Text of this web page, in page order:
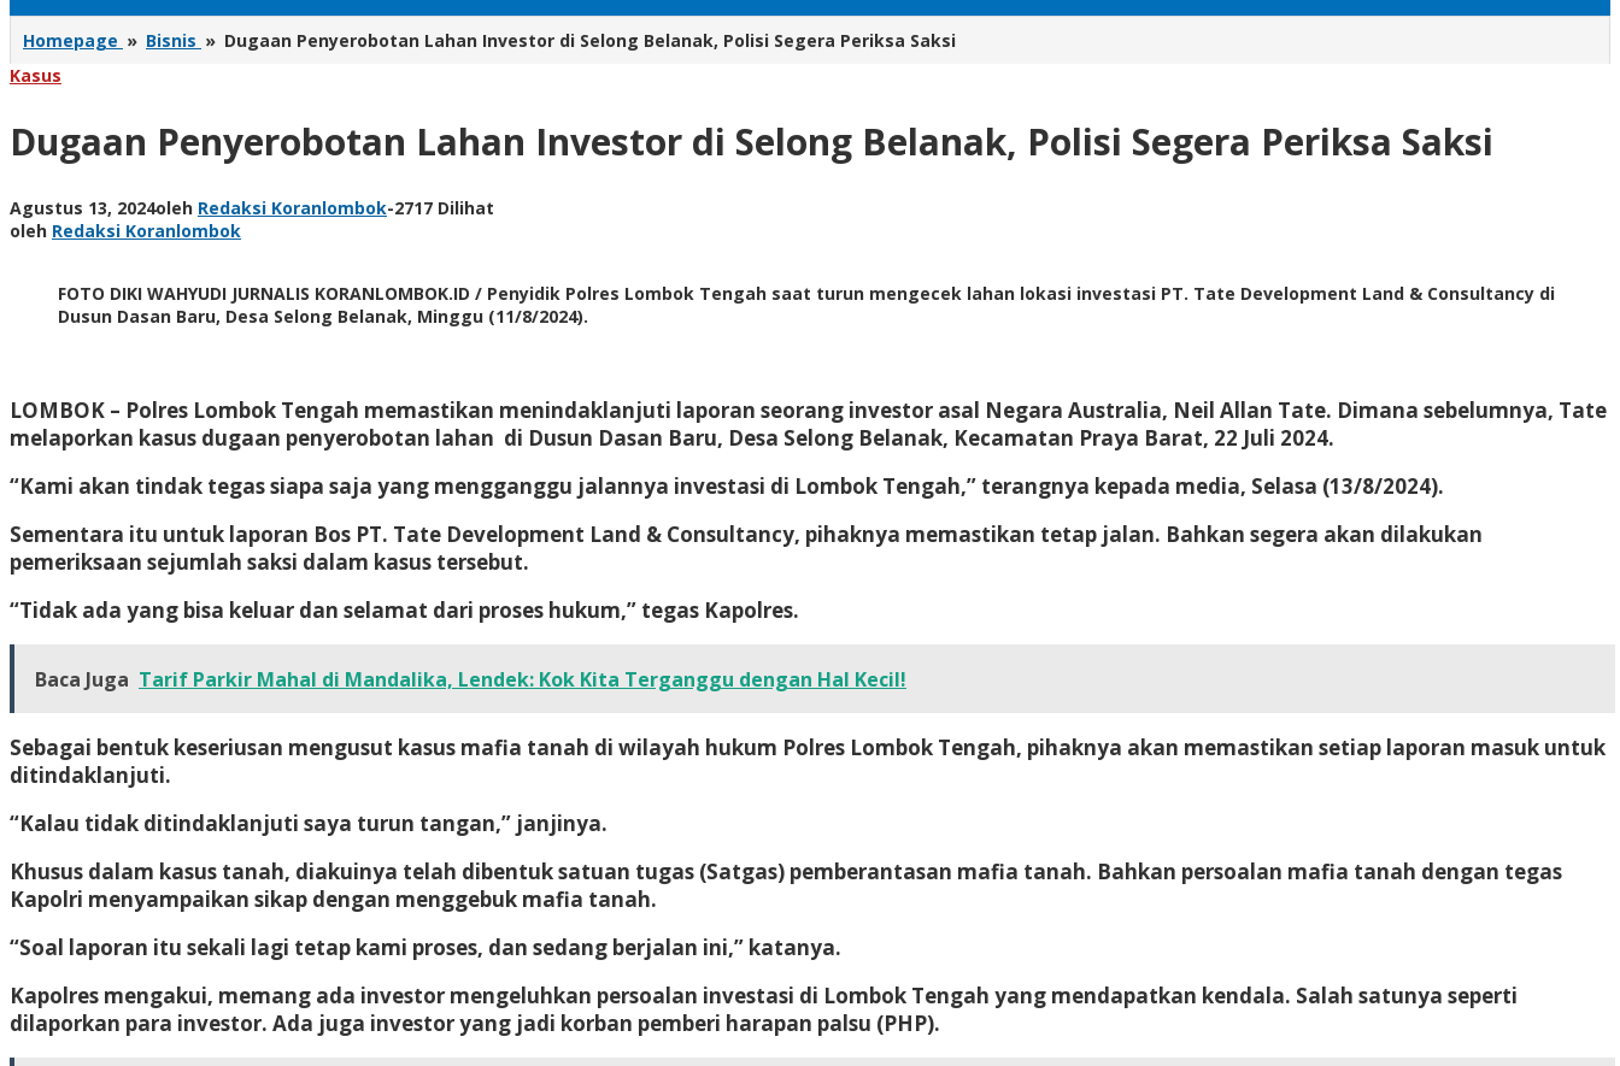
Homepage » Bisnis » Dugaan Penyerobotan Lahan Investor di Selong Belanak, Polisi Segera Periksa Saksi
Kasus
Dugaan Penyerobotan Lahan Investor di Selong Belanak, Polisi Segera Periksa Saksi
Agustus 13, 2024oleh Redaksi Koranlombok-2717 Dilihat
oleh Redaksi Koranlombok
FOTO DIKI WAHYUDI JURNALIS KORANLOMBOK.ID / Penyidik Polres Lombok Tengah saat turun mengecek lahan lokasi investasi PT. Tate Development Land & Consultancy di
Dusun Dasan Baru, Desa Selong Belanak, Minggu (11/8/2024).
LOMBOK – Polres Lombok Tengah memastikan menindaklanjuti laporan seorang investor asal Negara Australia, Neil Allan Tate. Dimana sebelumnya, Tate
melaporkan kasus dugaan penyerobotan lahan di Dusun Dasan Baru, Desa Selong Belanak, Kecamatan Praya Barat, 22 Juli 2024.
“Kami akan tindak tegas siapa saja yang mengganggu jalannya investasi di Lombok Tengah,” terangnya kepada media, Selasa (13/8/2024).
Sementara itu untuk laporan Bos PT. Tate Development Land & Consultancy, pihaknya memastikan tetap jalan. Bahkan segera akan dilakukan
pemeriksaan sejumlah saksi dalam kasus tersebut.
“Tidak ada yang bisa keluar dan selamat dari proses hukum,” tegas Kapolres.
Baca Juga Tarif Parkir Mahal di Mandalika, Lendek: Kok Kita Terganggu dengan Hal Kecil!
Sebagai bentuk keseriusan mengusut kasus mafia tanah di wilayah hukum Polres Lombok Tengah, pihaknya akan memastikan setiap laporan masuk untuk
ditindaklanjuti.
“Kalau tidak ditindaklanjuti saya turun tangan,” janjinya.
Khusus dalam kasus tanah, diakuinya telah dibentuk satuan tugas (Satgas) pemberantasan mafia tanah. Bahkan persoalan mafia tanah dengan tegas
Kapolri menyampaikan sikap dengan menggebuk mafia tanah.
“Soal laporan itu sekali lagi tetap kami proses, dan sedang berjalan ini,” katanya.
Kapolres mengakui, memang ada investor mengeluhkan persoalan investasi di Lombok Tengah yang mendapatkan kendala. Salah satunya seperti
dilaporkan para investor. Ada juga investor yang jadi korban pemberi harapan palsu (PHP).